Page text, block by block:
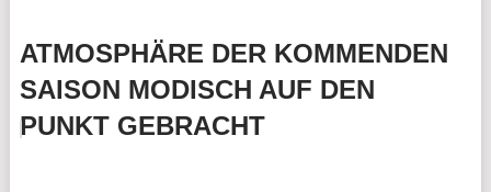
ATMOSPHÄRE DER KOMMENDEN
SAISON MODISCH AUF DEN
PUNKT GEBRACHT